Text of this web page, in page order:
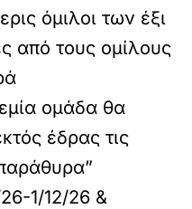
όμιλοι των έξι
από τους ομίλους
ομάδα θα
έδρας τις
1/12/26 &